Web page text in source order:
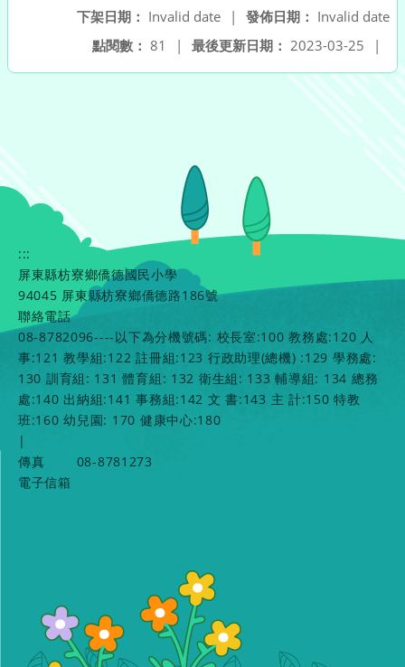
發佈日期： Invalid date
下架日期： Invalid date
|
最後更新日期： 2023-03-25 |
點閱數： 81 |
:::
屏東縣枋寮鄉僑德國民小學
94045 屏東縣枋寮鄉僑德路186號
聯絡電話
08-8782096----以下為分機號碼: 校長室:100 教務處:120 人
事:121 教學組:122 註冊組:123 行政助理(總機) :129 學務處:
130 訓育組: 131 體育組: 132 衛生組: 133 輔導組: 134 總務
處:140 出納組:141 事務組:142 文 書:143 主 計:150 特教
班:160 幼兒園: 170 健康中心:180
|
傳真
08-8781273
電子信箱